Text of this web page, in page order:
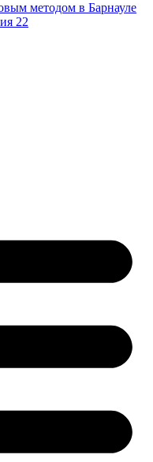
методом в Барнауле
22